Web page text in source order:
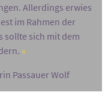
Allerdings erwies
im Rahmen der
sollte sich mit dem
Passauer Wolf